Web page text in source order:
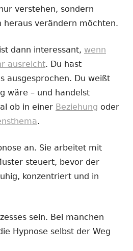
verstehen, sondern
heraus verändern möchten.
dann interessant, wenn
ausreicht. Du hast
ausgesprochen. Du weißt
wäre – und handelst
ob in einer Beziehung oder
.
an. Sie arbeitet mit
steuert, bevor der
konzentriert und in
sein. Bei manchen
Hypnose selbst der Weg